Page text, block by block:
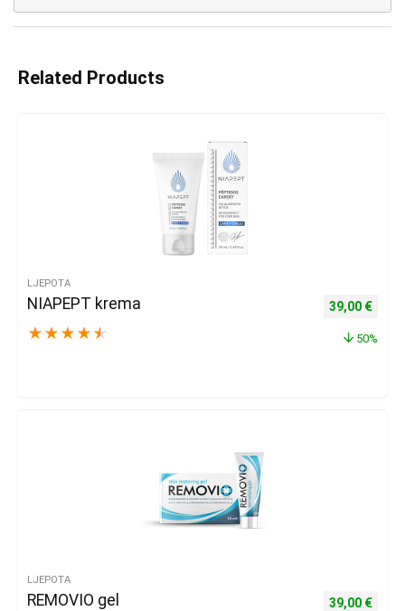
Related Products
LJEPOTA
NIAPEPT krema
★ ★ ★ ★ ★
Izvorna
39,00 €
50%
LJEPOTA
REMOVIO gel
Izvorna
39,00 €